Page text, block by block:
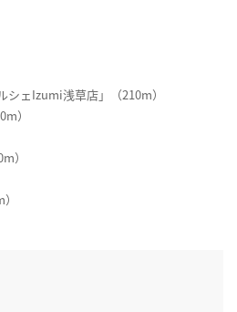
ェIzumi浅草店」（210m）
）
）